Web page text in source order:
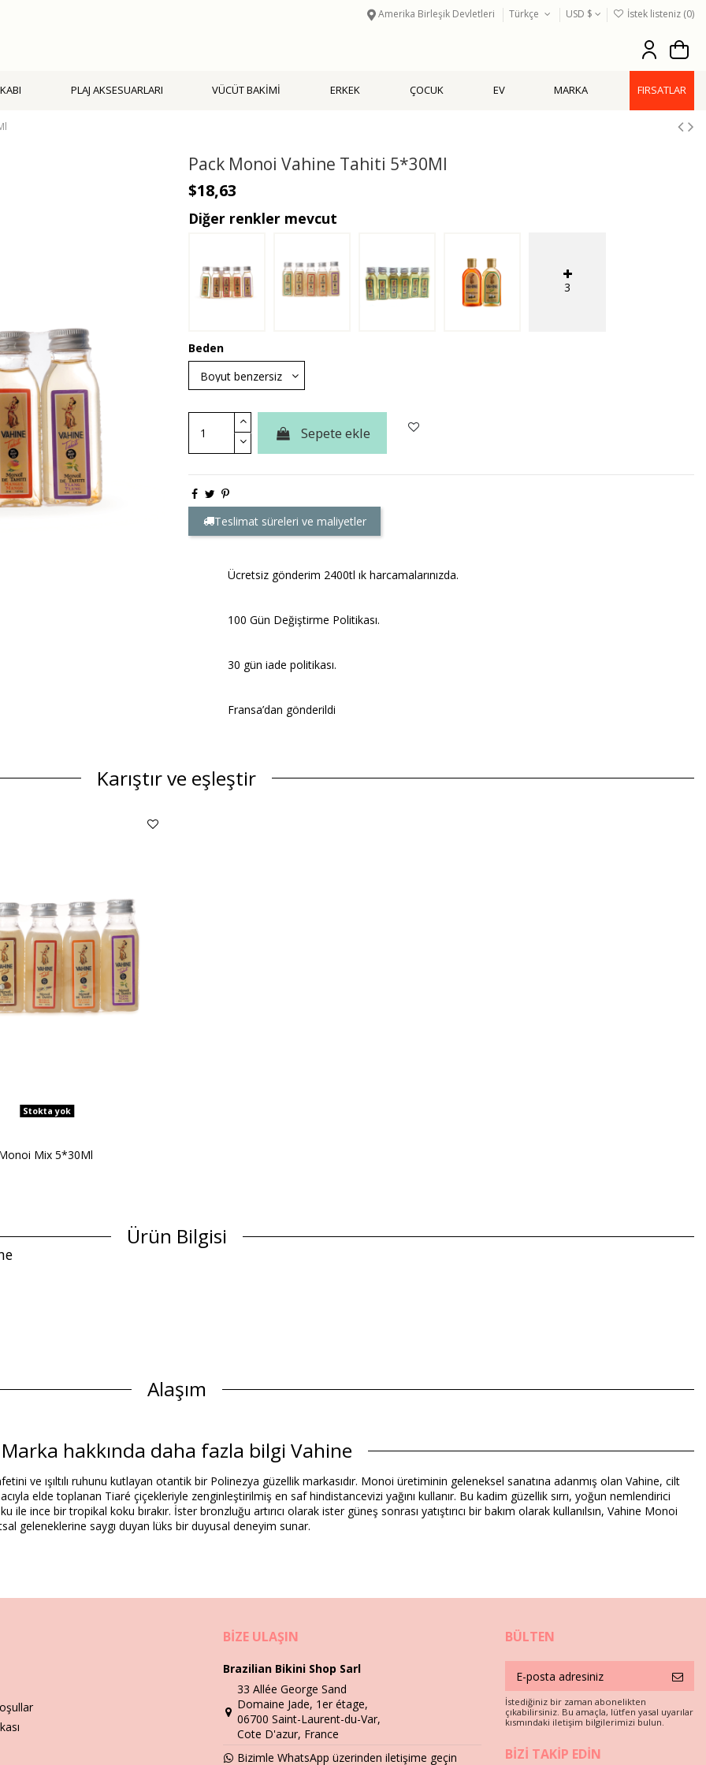
Amerika Birleşik Devletleri Türkçe USD $ İstek listeniz (0)
PLAJ AKSESUARLARI VÜCÜT BAKİMİ ERKEK ÇOCUK EV MARKA FIRSATLAR
Pack Monoi Vahine Tahiti 5*30Ml
$18,63
Diğer renkler mevcut
3
Beden
Sepete ekle
Teslimat süreleri ve maliyetler
Ücretsiz gönderim 2400tl ık harcamalarınızda.
100 Gün Değiştirme Politikası.
30 gün iade politikası.
Fransa’dan gönderildi
Karıştır ve eşleştir
Stokta yok
Mix 5*30Ml
Ürün Bilgisi
Alaşım
Ürün bilgisi
değildir)
Yıkama ve bakım talimatları
Marka hakkında daha fazla bilgi Vahine
ve ışıltılı ruhunu kutlayan otantik bir Polinezya güzellik markasıdır. Monoi üretiminin geleneksel sanatına adanmış olan Vahine, cilt
elde toplanan Tiaré çiçekleriyle zenginleştirilmiş en saf hindistancevizi yağını kullanır. Bu kadim güzellik sırrı, yoğun nemlendirici
ince bir tropikal koku bırakır. İster bronzluğu artırıcı olarak ister güneş sonrası yatıştırıcı bir bakım olarak kullanılsın, Vahine Monoi
geleneklerine saygı duyan lüks bir duyusal deneyim sunar.
BIZE ULAŞIN
Brazilian Bikini Shop Sarl
33 Allée George Sand
Domaine Jade, 1er étage,
06700 Saint-Laurent-du-Var,
Cote D'azur, France
Bizimle WhatsApp üzerinden iletişime geçin
BÜLTEN
İstediğiniz bir zaman abonelikten
çıkabilirsiniz. Bu amaçla, lütfen yasal uyarılar
kısmındaki iletişim bilgilerimizi bulun.
BIZI TAKIP EDIN